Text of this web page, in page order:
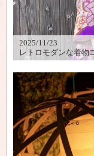
2025/11/23
レトロモダンな着物